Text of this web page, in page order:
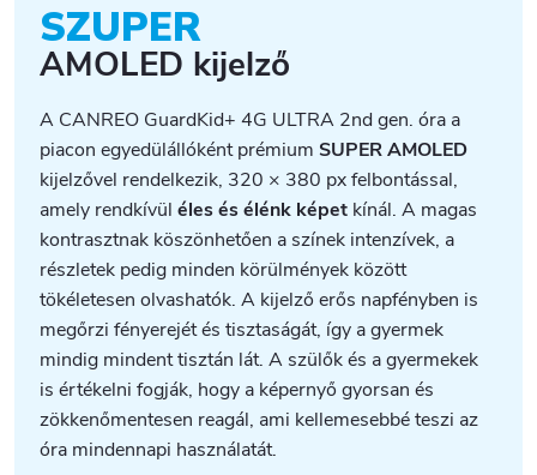
SZUPER
AMOLED kijelző
A CANREO GuardKid+ 4G ULTRA 2nd gen. óra a
piacon egyedülállóként prémiumSUPER AMOLED
kijelzővel rendelkezik, 320 × 380 px felbontással,
amely rendkívüléles és élénk képet kínál. A magas
kontrasztnak köszönhetően a színek intenzívek, a
részletek pedig minden körülmények között
tökéletesen olvashatók. A kijelző erős napfényben is
megőrzi fényerejét és tisztaságát, így a gyermek
mindig mindent tisztán lát. A szülők és a gyermekek
is értékelni fogják, hogy a képernyő gyorsan és
zökkenőmentesen reagál, ami kellemesebbé teszi az
óra mindennapi használatát.